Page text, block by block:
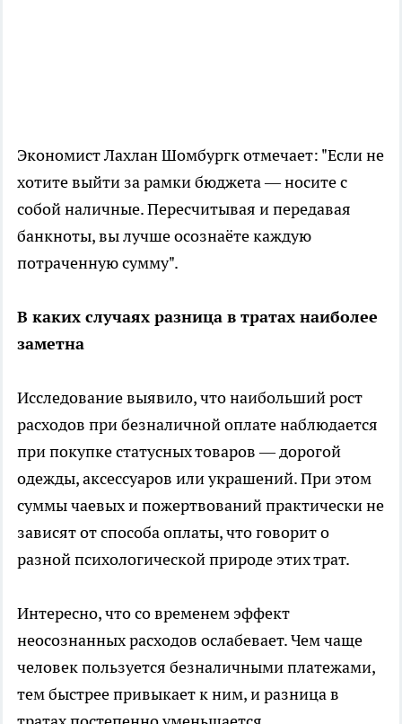
Экономист Лахлан Шомбургк отмечает: "Если не
хотите выйти за рамки бюджета — носите с
собой наличные. Пересчитывая и передавая
банкноты, вы лучше осознаёте каждую
потраченную сумму".
В каких случаях разница в тратах наиболее
заметна
Исследование выявило, что наибольший рост
расходов при безналичной оплате наблюдается
при покупке статусных товаров — дорогой
одежды, аксессуаров или украшений. При этом
суммы чаевых и пожертвований практически не
зависят от способа оплаты, что говорит о
разной психологической природе этих трат.
Интересно, что со временем эффект
неосознанных расходов ослабевает. Чем чаще
человек пользуется безналичными платежами,
тем быстрее привыкает к ним, и разница в